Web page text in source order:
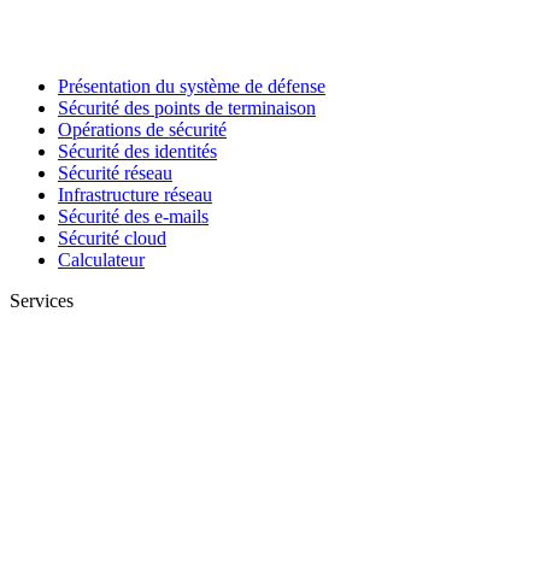
Présentation du système de défense
Sécurité des points de terminaison
Opérations de sécurité
Sécurité des identités
Sécurité réseau
Infrastructure réseau
Sécurité des e-mails
Sécurité cloud
Calculateur
Services